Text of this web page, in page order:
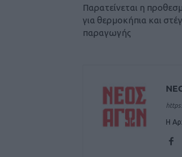
Παρατείνεται η
για θερμοκήπια και
παραγωγής
Η